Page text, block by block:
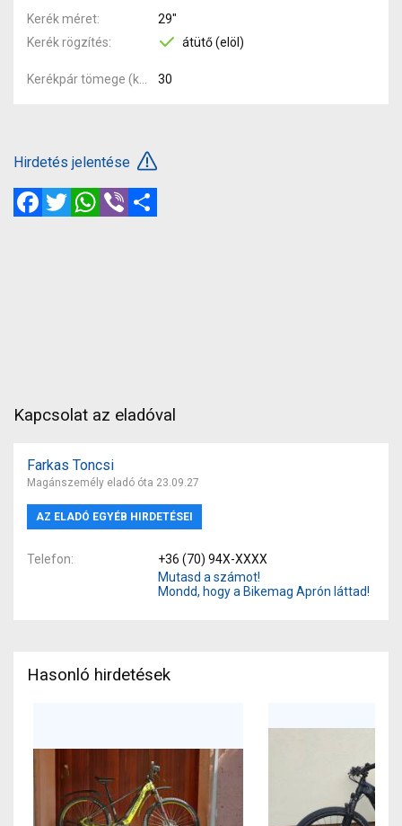
Kerék méret
29"
Kerék rögzítés
átütő (elöl)
30
Hirdetés jelentése
FacebookTwitterWhatsApp
Viber
Kapcsolat az eladóval
Farkas Toncsi
Magánszemély eladó óta 23.09.27
AZ ELADÓ EGYÉB HIRDETÉSEI
Telefon
+36 (70) 94X-XXXX
Mutasd a számot!
Mondd, hogy a Bikemag Aprón láttad!
Hasonló hirdetések